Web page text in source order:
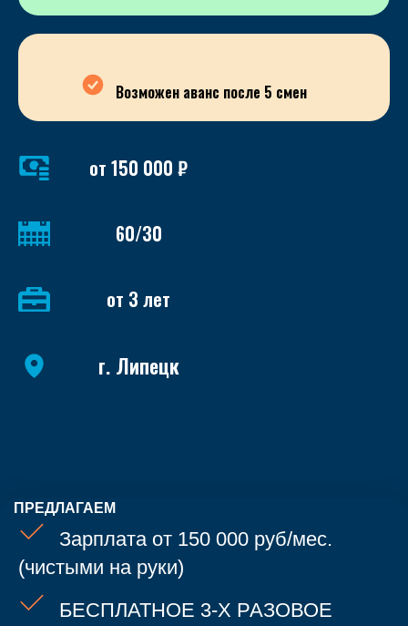
Возможен аванс после 5 смен
от 150 000 ₽
60/30
от 3 лет
г. Липецк
ПРЕДЛАГАЕМ
Зарплата от 150 000 руб/мес.
(чистыми на руки)
БЕСПЛАТНОЕ 3-Х РАЗОВОЕ